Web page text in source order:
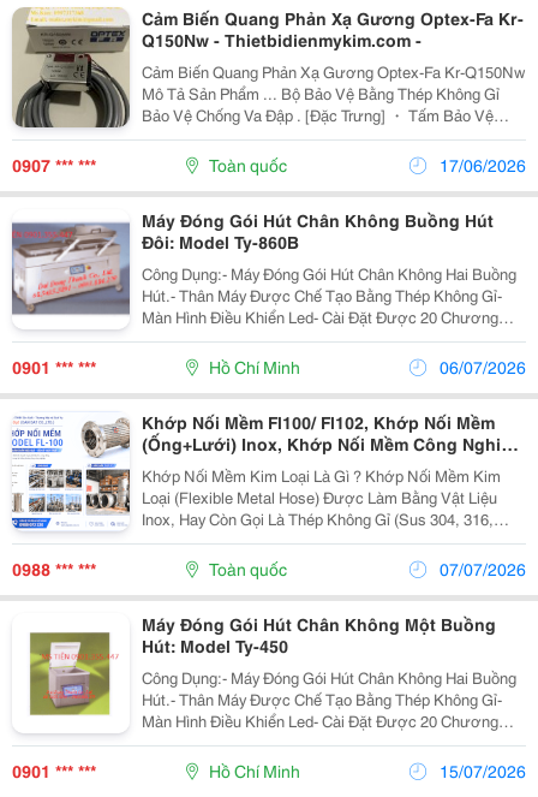
Cảm Biến Quang Phản Xạ Gương Optex-Fa Kr-
Q150Nw - Thietbidienmykim.com -
Cảm Biến Quang Phản Xạ Gương Optex-Fa Kr-Q150Nw
Mô Tả Sản Phẩm ... Bộ Bảo Vệ Bằng Thép Không Gỉ
Bảo Vệ Chống Va Đập . [Đặc Trưng] ・ Tấm Bảo Vệ
Bằng Thép Không Gỉ Giúp Bảo Vệ Cảm Biến Khỏi Tác
Động Ngang Công Ty Tnhh Thiết Bị Điện Mỹ Kim,...
0907 *** *** Toàn quốc 17/06/2026
Máy Đóng Gói Hút Chân Không Buồng Hút
Đôi: Model Ty-860B
Công Dụng:- Máy Đóng Gói Hút Chân Không Hai Buồng
Hút.- Thân Máy Được Chế Tạo Bằng Thép Không Gỉ-
Màn Hình Điều Khiển Led- Cài Đặt Được 20 Chương
Trình Cho 20 Sản Phẩm Khác Nhau.- Bơm Hút Chân
Không Của Busch Do Đức Chế Tạo- Hệ Thống Thấm
Nước Đạt...
0901 *** *** Hồ Chí Minh 06/07/2026
Khớp Nối Mềm Fl100/ Fl102, Khớp Nối Mềm
(Ống+Lưới) Inox, Khớp Nối Mềm Công Nghiệp,
Khớp Nối Mềm Cho Đường Ống Dẫn Nước,
Khớp Nối Mềm Kết Nối 2 Đầu Mặt Bích
Khớp Nối Mềm Kim Loại Là Gì ? Khớp Nối Mềm Kim
Loại (Flexible Metal Hose) Được Làm Bằng Vật Liệu
Inox, Hay Còn Gọi Là Thép Không Gỉ (Sus 304, 316,
321).Hai Đầu Kết Nối Mặt Bích (Thép/Inox), Nối Ren
Côn, Rắc Co, &Hellip; Đặc Biệt Thích Hợp Cho Các...
0988 *** *** Toàn quốc 07/07/2026
Máy Đóng Gói Hút Chân Không Một Buồng
Hút: Model Ty-450
Công Dụng:- Máy Đóng Gói Hút Chân Không Hai Buồng
Hút.- Thân Máy Được Chế Tạo Bằng Thép Không Gỉ-
Màn Hình Điều Khiển Led- Cài Đặt Được 20 Chương
Trình Cho 20 Sản Phẩm Khác Nhau. - Bơm Hút Chân
Không Của Busch Do Đức Chế Tạo- Hệ Thống Thấm
Nước Đạt...
0901 *** *** Hồ Chí Minh 15/07/2026